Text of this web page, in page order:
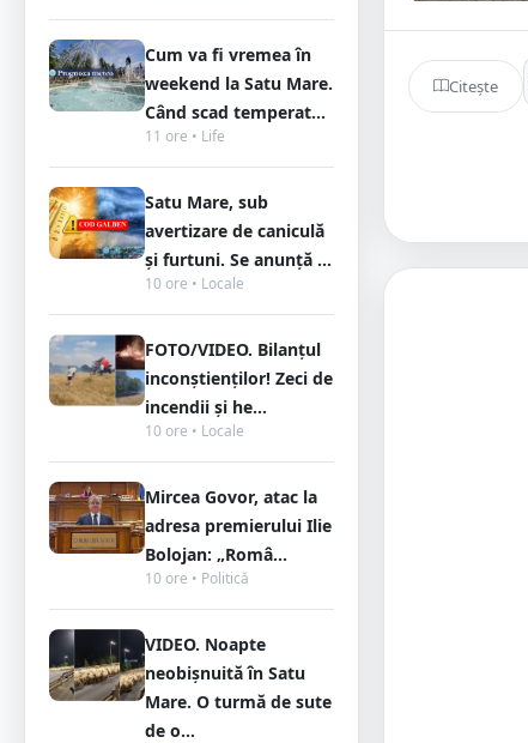
Cum va fi vremea în
weekend la Satu Mare.
Când scad temperat...
11 ore • Life
Satu Mare, sub
avertizare de caniculă
și furtuni. Se anunță ...
10 ore • Locale
FOTO/VIDEO. Bilanțul
inconștienților! Zeci de
incendii și he...
10 ore • Locale
Mircea Govor, atac la
adresa premierului Ilie
Bolojan: „Româ...
10 ore • Politică
VIDEO. Noapte
neobișnuită în Satu
Mare. O turmă de sute
de o...
Citește